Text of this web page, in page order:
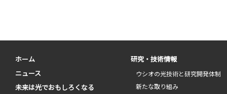
ホーム
ニュース
未来は光でおもしろくなる
研究・技術情報
ウシオの光技術と研究開発体制
新たな取り組み